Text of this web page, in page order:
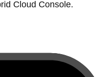
Cloud Console.